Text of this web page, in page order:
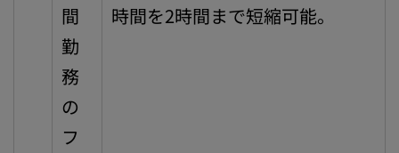
間
勤
務
の
フ
時間を2時間まで短縮可能。